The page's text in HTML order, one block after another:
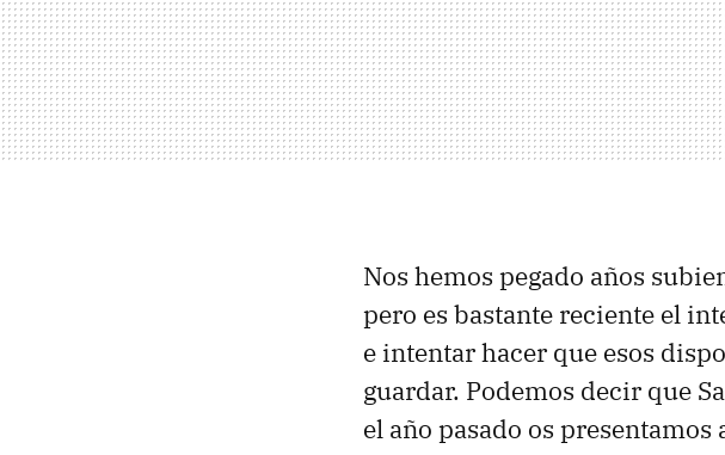
Nos hemos pegado años
pero es bastante reciente el
e intentar hacer que esos
guardar. Podemos decir que
el año pasado os presentamos